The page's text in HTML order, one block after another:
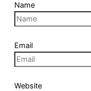
Name
Email
Website